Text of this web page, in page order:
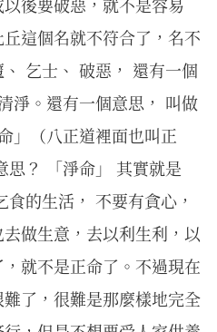
這個名就不符合了，名不
乞士、 破惡， 還有一個
淨。還有一個意思， 叫做
」（八正道裡面也叫正
思？ 「淨命」 其實就是
食的生活， 不要有貪心，
做生意，去以利生利，以
就不是正命了。不過現在
了，很難是那麼樣地完全